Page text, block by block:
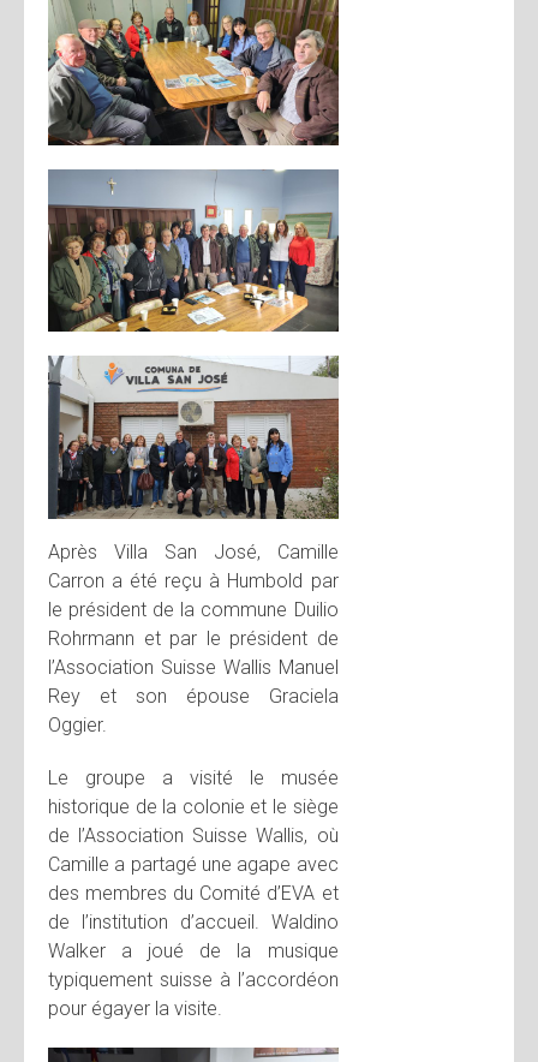
Après Villa San José, Camille
Carron a été reçu à Humbold par
le président de la commune Duilio
Rohrmann et par le président de
l’Association Suisse Wallis Manuel
Rey et son épouse Graciela
Oggier.
Le groupe a visité le musée
historique de la colonie et le siège
de l’Association Suisse Wallis, où
Camille a partagé une agape avec
des membres du Comité d’EVA et
de l’institution d’accueil. Waldino
Walker a joué de la musique
typiquement suisse à l’accordéon
pour égayer la visite.